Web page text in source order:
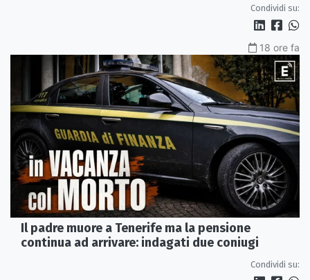
Condividi su:
18 ore fa
Il padre muore a Tenerife ma la pensione
continua ad arrivare: indagati due coniugi
Condividi su: